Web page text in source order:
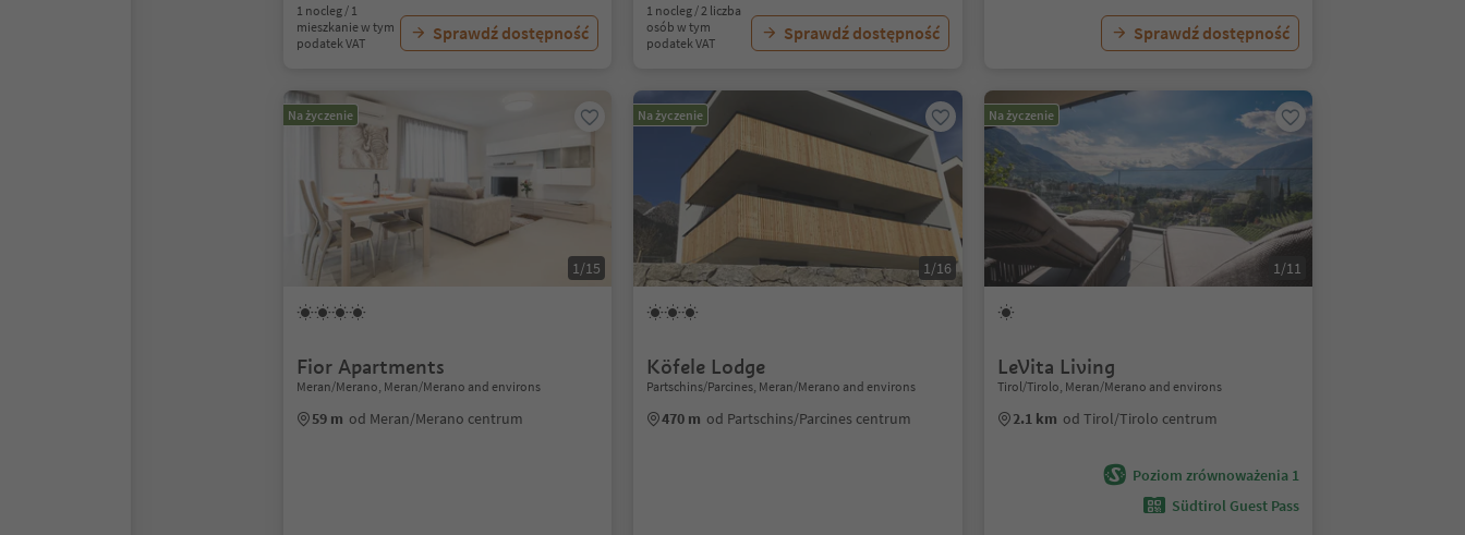
1 nocleg / 1
mieszkanie w tym
podatek VAT
Sprawdź dostępność
1 nocleg / 2 liczba
osób w tym
podatek VAT
Sprawdź dostępność Sprawdź dostępność
Na życzenie
1/15
Fior Apartments
Meran/Merano, Meran/Merano and environs
59 m od Meran/Merano centrum
Na życzenie
1/16
Köfele Lodge
Partschins/Parcines, Meran/Merano and environs
470 m od Partschins/Parcines centrum
Na życzenie
1/11
LeVita Living
Tirol/Tirolo, Meran/Merano and environs
2.1 km od Tirol/Tirolo centrum
Poziom zrównoważenia 1
Südtirol Guest Pass